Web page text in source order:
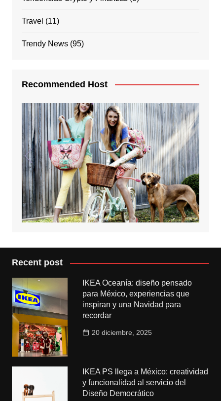
Travel (11)
Trendy News(95)
Recommended Host
Recent post
IKEA Oceanía: diseño pensado
para México, experiencias que
inspiran y una Navidad para
recordar
20 diciembre, 2025
IKEA PS llega a México: creatividad
y funcionalidad al servicio del
Diseño Democrático